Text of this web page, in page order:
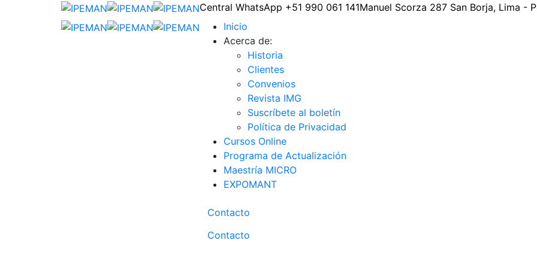
Central WhatsApp +51 990 061 141Manuel Scorza 287 San Borja, Lima -
Inicio
Acerca de:
Historia
Clientes
Convenios
Revista IMG
Suscríbete al boletín
Política de Privacidad
Cursos Online
Programa de Actualización
Maestría MICRO
EXPOMANT
Contacto
Contacto